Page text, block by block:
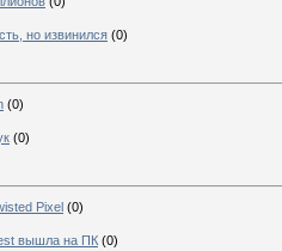
но извинился (0)
(0)
(0)
Pixel (0)
вышла на ПК (0)